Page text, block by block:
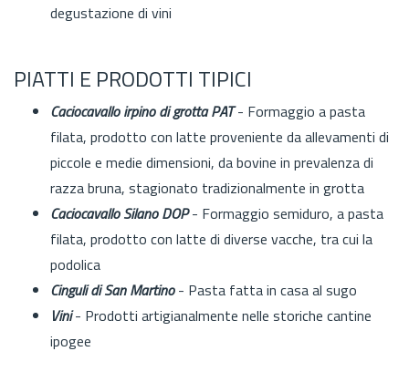
degustazione di vini
PIATTI E PRODOTTI TIPICI
Caciocavallo irpino di grotta PAT- Formaggio a pasta
filata, prodotto con latte proveniente da allevamenti di
piccole e medie dimensioni, da bovine in prevalenza di
razza bruna, stagionato tradizionalmente in grotta
Caciocavallo Silano DOP- Formaggio semiduro, a pasta
filata, prodotto con latte di diverse vacche, tra cui la
podolica
Cinguli di San Martino- Pasta fatta in casa al sugo
Vini- Prodotti artigianalmente nelle storiche cantine
ipogee